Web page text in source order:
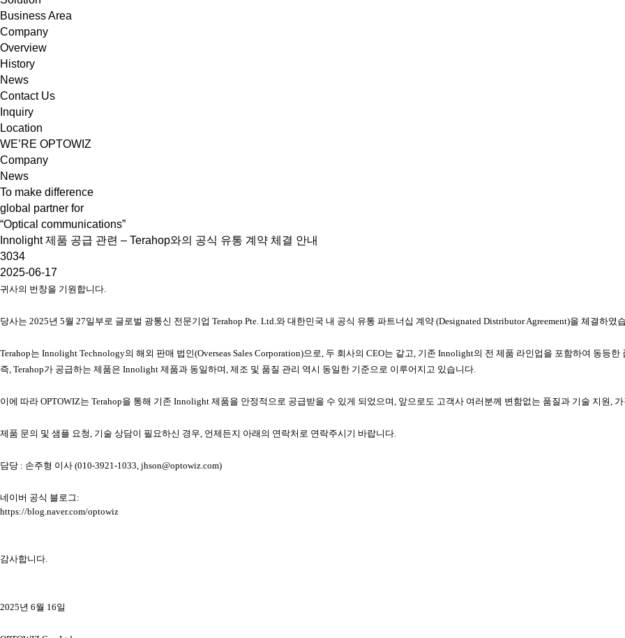
Business Area
Company
Overview
History
News
Contact Us
Inquiry
Location
WE’RE OPTOWIZ
Company
News
To make difference
global partner for
“Optical communications”
Innolight 제품 공급 관련 – Terahop와의 공식 유통 계약 체결 안내
3034
2025-06-17
귀사의 번창을 기원합니다.
당사는 2025년 5월 27일부로 글로벌 광통신 전문기업 Terahop Pte. Ltd.와 대한민국 내 공식 유통 파트너십 계약 (Designated Distributor Agreement)을 체결하였
Terahop는 Innolight Technology의 해외 판매 법인(Overseas Sales Corporation)으로, 두 회사의 CEO는 같고, 기존 Innolight의 전 제품 라인업을 포함하여 동등
즉, Terahop가 공급하는 제품은 Innolight 제품과 동일하며, 제조 및 품질 관리 역시 동일한 기준으로 이루어지고 있습니다.
이에 따라 OPTOWIZ는 Terahop을 통해 기존 Innolight 제품을 안정적으로 공급받을 수 있게 되었으며, 앞으로도 고객사 여러분께 변함없는 품질과 기술 지원,
제품 문의 및 샘플 요청, 기술 상담이 필요하신 경우, 언제든지 아래의 연락처로 연락주시기 바랍니다.
담당 : 손주형 이사 (010-3921-1033, jhson@optowiz.com)
네이버 공식 블로그:
https://blog.naver.com/optowiz
감사합니다.
2025년 6월 16일